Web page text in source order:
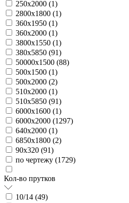
250х2000 (1)
2800х1800 (1)
360х1950 (1)
360х2000 (1)
3800х1550 (1)
380х5850 (91)
50000х1500 (88)
500х1500 (1)
500х2000 (2)
510х2000 (1)
510х5850 (91)
6000х1600 (1)
6000х2000 (1297)
640х2000 (1)
6850х1800 (2)
90х320 (91)
по чертежу (1729)
Кол-во прутков
10/14 (49)